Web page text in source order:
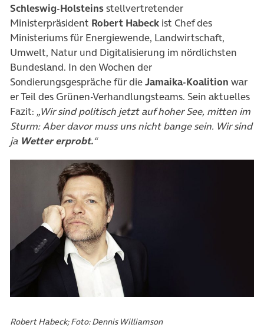
Schleswig-Holsteinsstellvertretender
Ministerpräsident Robert Habeck ist Chef des
Ministeriums für Energiewende, Landwirtschaft,
Umwelt, Natur und Digitalisierung im nördlichsten
Bundesland. In den Wochen der
Sondierungsgespräche für dieJamaika-Koalition war
er Teil des Grünen-Verhandlungsteams. Sein aktuelles
Fazit: „Wir sind politisch jetzt auf hoher See, mitten im
Sturm: Aber davor muss uns nicht bange sein. Wir sind
ja Wetter erprobt.“
Robert Habeck; Foto: Dennis Williamson